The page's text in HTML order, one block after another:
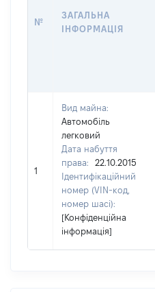
№
ЗАГАЛЬНА
ІНФОРМАЦІЯ
1
Вид майна:
Автомобіль
легковий
Дата набуття
права:
22.10.2015
Ідентифікаційний
номер (VIN-код,
номер шасі):
[Конфіденційна
інформація]